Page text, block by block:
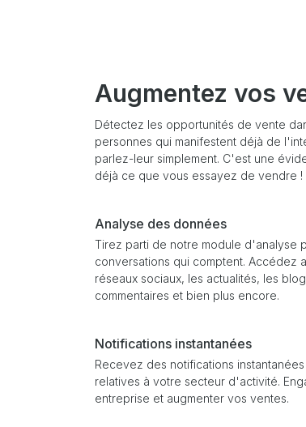
Augmentez vos
Détectez les opportunités de vente
personnes qui manifestent déjà de
parlez-leur simplement. C'est une
déjà ce que vous essayez de vendre !
Analyse des données
Tirez parti de notre module d'analyse
conversations qui comptent. Accédez
réseaux sociaux, les actualités, les
commentaires et bien plus encore.
Notifications instantanées
Recevez des notifications
relatives à votre secteur d'activité.
entreprise et augmenter vos ventes.